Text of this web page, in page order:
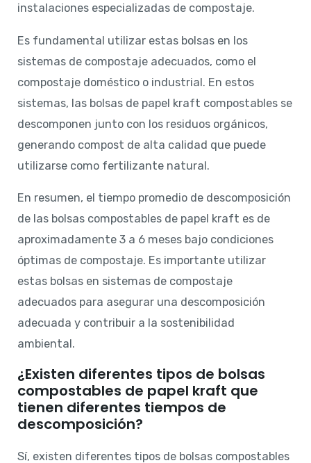
instalaciones especializadas de compostaje.
Es fundamental utilizar estas bolsas en los
sistemas de compostaje adecuados, como el
compostaje doméstico o industrial. En estos
sistemas, las bolsas de papel kraft compostables se
descomponen junto con los residuos orgánicos,
generando compost de alta calidad que puede
utilizarse como fertilizante natural.
En resumen, el tiempo promedio de descomposición
de las bolsas compostables de papel kraft es de
aproximadamente 3 a 6 meses bajo condiciones
óptimas de compostaje. Es importante utilizar
estas bolsas en sistemas de compostaje
adecuados para asegurar una descomposición
adecuada y contribuir a la sostenibilidad
ambiental.
¿Existen diferentes tipos de bolsas
compostables de papel kraft que
tienen diferentes tiempos de
descomposición?
Sí, existen diferentes tipos de bolsas compostables